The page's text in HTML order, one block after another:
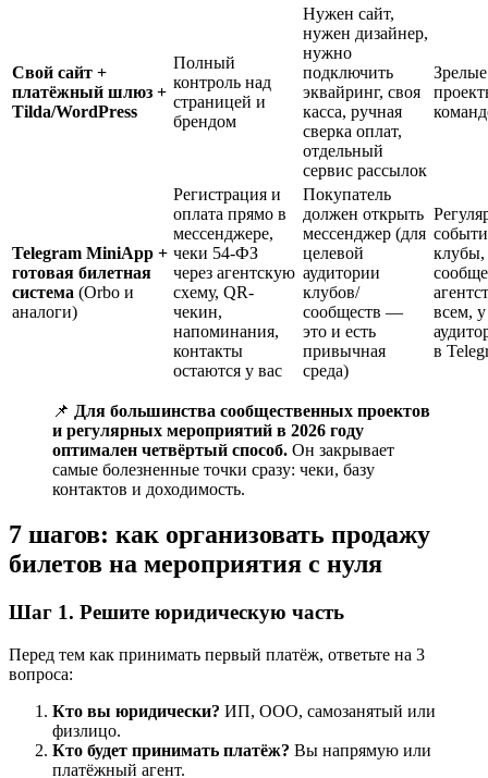
Свой сайт +
платёжный шлюз +
Tilda/WordPress
Полный
контроль над
страницей и
брендом
Нужен сайт,
нужен дизайнер,
нужно
подключить
эквайринг, своя
касса, ручная
сверка оплат,
отдельный
сервис рассылок
Зрелые
Telegram MiniApp +
готовая билетная
система (Orbo и
аналоги)
Регистрация и
оплата прямо в
мессенджере,
чеки 54-ФЗ
через агентскую
схему, QR-
чекин,
напоминания,
контакты
остаются у вас
Покупатель
должен открыть
мессенджер (для
целевой
аудитории
клубов/
сообществ —
это и есть
привычная
среда)
клубы,
всем,
в
📌 Для большинства сообщественных проектов
и регулярных мероприятий в 2026 году
оптимален четвёртый способ. Он закрывает
самые болезненные точки сразу: чеки, базу
контактов и доходимость.
7 шагов: как организовать продажу
билетов на мероприятия с нуля
Шаг 1. Решите юридическую часть
Перед тем как принимать первый платёж, ответьте на 3
вопроса:
Кто вы юридически? ИП, ООО, самозанятый или
физлицо.
Кто будет принимать платёж? Вы напрямую или
платёжный агент.